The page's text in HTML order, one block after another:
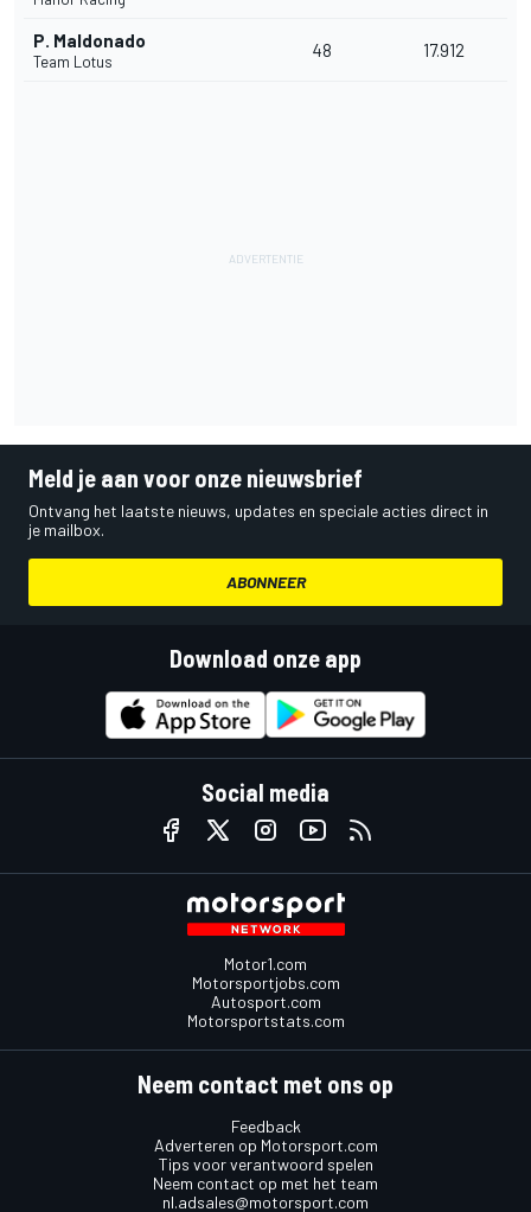
P. Maldonado
Team Lotus
48 17.912
Meld je aan voor onze nieuwsbrief
Ontvang het laatste nieuws, updates en speciale acties direct in
je mailbox.
ABONNEER
Download onze app
Social media
Motor1.com
Motorsportjobs.com
Autosport.com
Motorsportstats.com
Neem contact met ons op
Feedback
Adverteren op Motorsport.com
Tips voor verantwoord spelen
Neem contact op met het team
nl.adsales@motorsport.com